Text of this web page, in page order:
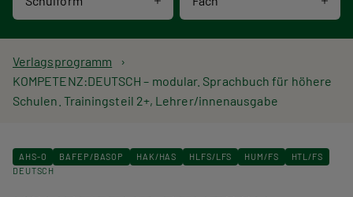
P
f
d
Verlagsprogramm
KOMPETENZ:DEUTSCH – modular. Sprachbuch für höhere
Schulen. Trainingsteil 2+, Lehrer/innenausgabe
AHS-O BAFEP/BASOP HAK/HAS HLFS/LFS HUM/FS
HTL/FS
DEUTSCH